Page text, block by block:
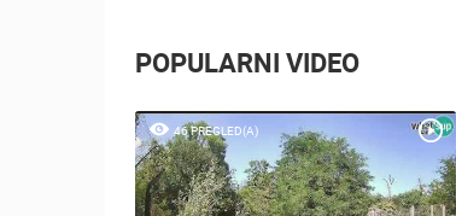
POPULARNI VIDEO
46 PREGLED(A)